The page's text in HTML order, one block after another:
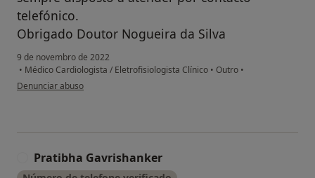
telefónico.
Obrigado Doutor Nogueira da Silva
9 de novembro de 2022
• Médico Cardiologista / Eletrofisiologista Clínico • Outro •
na opinião do utilizador Victor Castelo Lopes
Denunciar abuso
Pratibha Gavrishanker